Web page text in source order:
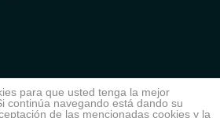
para que usted tenga la mejor
continúa navegando está dando su
de las mencionadas cookies y la